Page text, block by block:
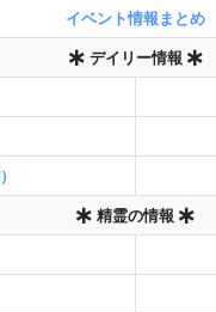
イベント情報まとめ
デイリー情報
精霊の情報